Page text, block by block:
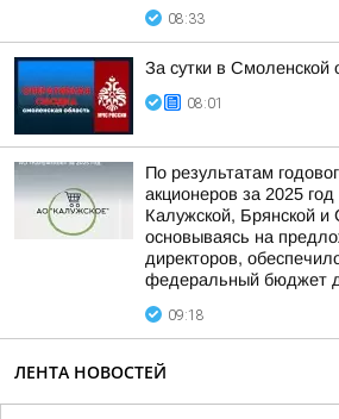
08:33
За сутки в Смоленской
08:01
По результатам
акционеров за 2025
Калужской, Брянской и
основываясь на
директоров,
федеральный бюджет
09:18
ЛЕНТА НОВОСТЕЙ